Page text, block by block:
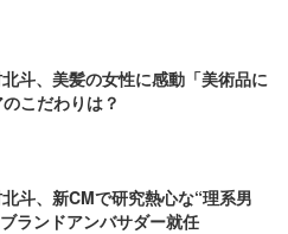
斗、美髪の女性に感動「美術品に
こだわりは？
斗、新CMで研究熱心な“理系男
ランドアンバサダー就任